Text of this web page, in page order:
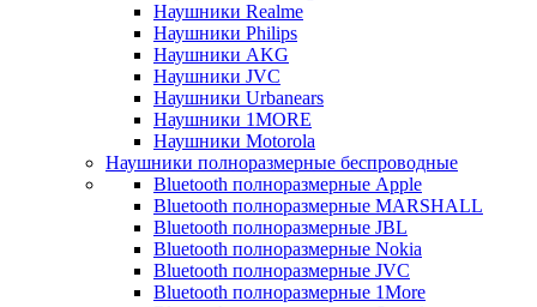
Наушники Realme
Наушники Philips
Наушники AKG
Наушники JVC
Наушники Urbanears
Наушники 1MORE
Наушники Motorola
Наушники полноразмерные беспроводные
Bluetooth полноразмерные Apple
Bluetooth полноразмерные MARSHALL
Bluetooth полноразмерные JBL
Bluetooth полноразмерные Nokia
Bluetooth полноразмерные JVC
Bluetooth полноразмерные 1More